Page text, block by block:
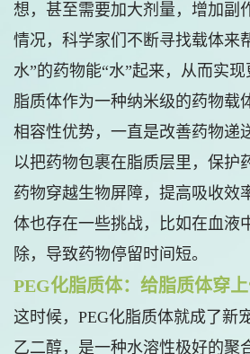
想，甚至需要加大剂量，增加副
情况，科学家们不断寻找载体来
水”的药物能“水”起来，从而实现
脂质体作为一种纳米级的药物载
相容性优势，一直是改善药物递
以把药物包裹在脂质层里，保护
药物穿越生物屏障，提高吸收效
体也存在一些挑战，比如在血液
除，导致药物停留时间短。
PEG化脂质体：给脂质体穿
这时候，PEG化脂质体就成了新
乙二醇，是一种水溶性极好的聚